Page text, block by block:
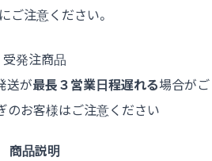
ご注意ください。
受発注商品
送が最長３営業日程遅れる場合がご
のお客様はご注意ください
商品説明